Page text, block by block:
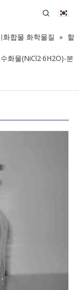
화합물 화학물질 » 할
화물(NiCl2·6H2O)-분